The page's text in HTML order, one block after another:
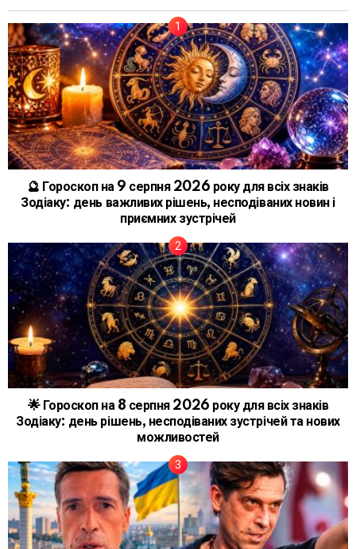
🔮 Гороскоп на 9 серпня 2026 року для всіх знаків
Зодіаку: день важливих рішень, несподіваних новин і
приємних зустрічей
🌟 Гороскоп на 8 серпня 2026 року для всіх знаків
Зодіаку: день рішень, несподіваних зустрічей та нових
можливостей